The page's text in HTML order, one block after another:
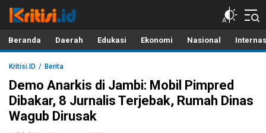
Kritisi.ID
Kritik untuk Negeri!
Beranda Daerah Edukasi Ekonomi Nasional
Kritisi.ID Berita
Demo Anarkis di Jambi: Mobil Pimpred
Dibakar, 8 Jurnalis Terjebak, Rumah Dinas
Wagub Dirusak